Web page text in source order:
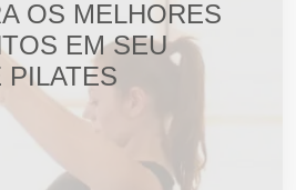
Materiais Gratuitos
OS MELHORES
EM SEU
PILATES